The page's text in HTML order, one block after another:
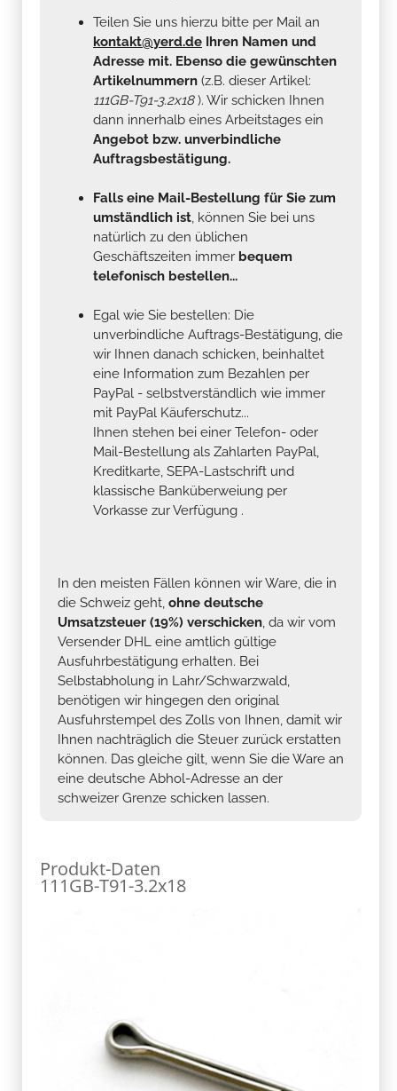
Teilen Sie uns hierzu bitte per Mail an
kontakt@yerd.de Ihren Namen und
Adresse mit. Ebenso die gewünschten
Artikelnummern (z.B. dieser Artikel:
111GB-T91-3.2x18). Wir schicken Ihnen
dann innerhalb eines Arbeitstages ein
Angebot bzw. unverbindliche
Auftragsbestätigung.
Falls eine Mail-Bestellung für Sie zum
umständlich ist, können Sie bei uns
natürlich zu den üblichen
Geschäftszeiten immer bequem
telefonisch bestellen...
Egal wie Sie bestellen: Die
unverbindliche Auftrags-Bestätigung, die
wir Ihnen danach schicken, beinhaltet
eine Information zum Bezahlen per
PayPal - selbstverständlich wie immer
mit PayPal Käuferschutz...
Ihnen stehen bei einer Telefon- oder
Mail-Bestellung als Zahlarten PayPal,
Kreditkarte, SEPA-Lastschrift und
klassische Banküberweiung per
Vorkasse zur Verfügung .
In den meisten Fällen können wir Ware, die in
die Schweiz geht, ohne deutsche
Umsatzsteuer (19%) verschicken, da wir vom
Versender DHL eine amtlich gültige
Ausfuhrbestätigung erhalten. Bei
Selbstabholung in Lahr/Schwarzwald,
benötigen wir hingegen den original
Ausfuhrstempel des Zolls von Ihnen, damit wir
Ihnen nachträglich die Steuer zurück erstatten
können. Das gleiche gilt, wenn Sie die Ware an
eine deutsche Abhol-Adresse an der
schweizer Grenze schicken lassen.
Produkt-Daten
111GB-T91-3.2x18